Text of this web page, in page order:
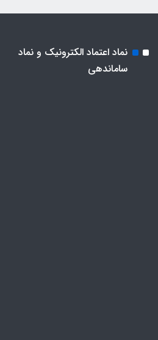
نماد اعتماد الکترونیک و نماد
ساماندهی